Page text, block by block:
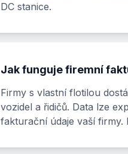
DC stanice.
Jak funguje firemní
Firmy s vlastní flotilou
vozidel a řidičů. Data lze
fakturační údaje vaší firmy.